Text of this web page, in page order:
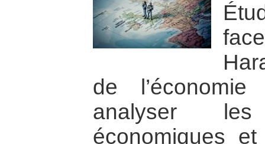
de
analyser
économiques